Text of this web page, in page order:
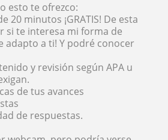
esto te ofrezco:
20 minutos ¡GRATIS! De esta
si te interesa mi forma de
adapto a ti! Y podré conocer
y revisión según APA u
de tus avances
de respuestas.